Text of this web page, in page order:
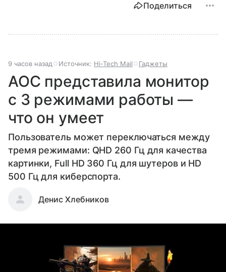
Поделиться
9 часов назад Источник: Hi-Tech Mail Гаджеты
AOC представила монитор
с 3 режимами работы —
что он умеет
Пользователь может переключаться между
тремя режимами: QHD 260 Гц для качества
картинки, Full HD 360 Гц для шутеров и HD
500 Гц для киберспорта.
Денис Хлебников